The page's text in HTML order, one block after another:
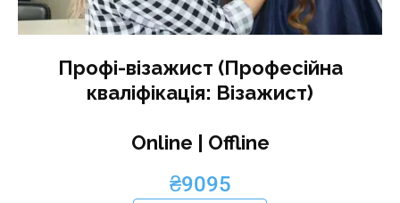
Профі-візажист (Професійна
кваліфікація: Візажист)
Online | Offline
₴9095